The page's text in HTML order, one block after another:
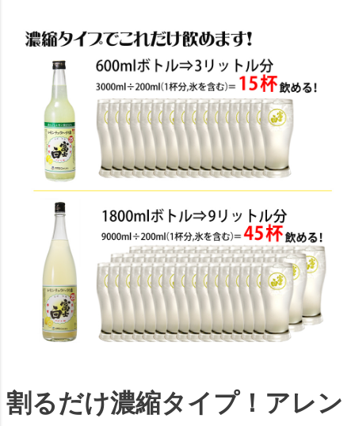
割るだけ濃縮タイプ！アレン